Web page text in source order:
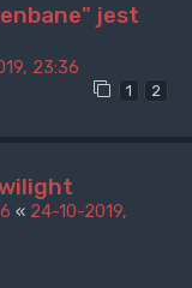
jest
23:36
1 2
« 24-10-2019,